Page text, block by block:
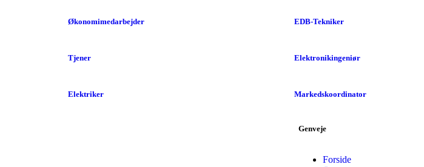
Økonomimedarbejder EDB-Tekniker
Tjener Elektronikingeniør
Elektriker Markedskoordinator
Genveje
Forside